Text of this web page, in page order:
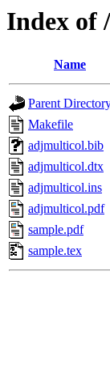
Index of
Name
Parent
Makefile
adjmulticol.bib
adjmulticol.dtx
adjmulticol.ins
adjmulticol.pdf
sample.pdf
sample.tex